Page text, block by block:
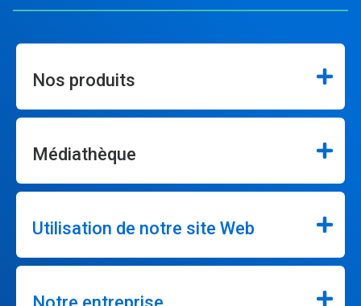
Nos produits
Médiathèque
Utilisation de notre site Web